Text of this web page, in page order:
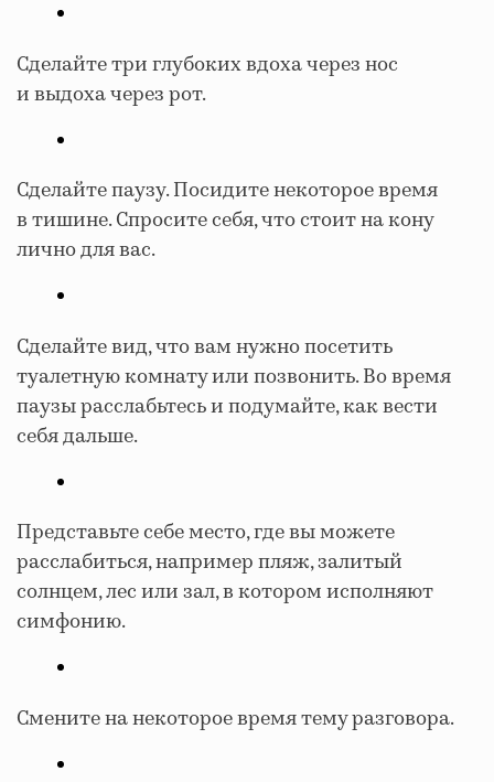
Сделайте три глубоких вдоха через нос
и выдоха через рот.
Сделайте паузу. Посидите некоторое время
в тишине. Спросите себя, что стоит на кону
лично для вас.
Сделайте вид, что вам нужно посетить
туалетную комнату или позвонить. Во время
паузы расслабьтесь и подумайте, как вести
себя дальше.
Представьте себе место, где вы можете
расслабиться, например пляж, залитый
солнцем, лес или зал, в котором исполняют
симфонию.
Смените на некоторое время тему разговора.